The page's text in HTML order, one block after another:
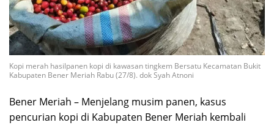
Kopi merah hasilpanen kopi di kawasan tingkem Bersatu Kecamatan Bukit
Kabupaten Bener Meriah Rabu (27/8). dok Syah Atnoni
Bener Meriah – Menjelang musim panen, kasus
pencurian kopi di Kabupaten Bener Meriah kembali